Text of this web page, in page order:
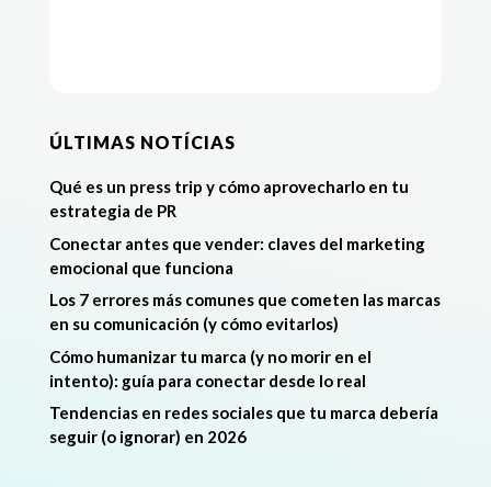
ÚLTIMAS NOTÍCIAS
Qué es un press trip y cómo aprovecharlo en tu
estrategia de PR
Conectar antes que vender: claves del marketing
emocional que funciona
Los 7 errores más comunes que cometen las marcas
en su comunicación (y cómo evitarlos)
Cómo humanizar tu marca (y no morir en el
intento): guía para conectar desde lo real
Tendencias en redes sociales que tu marca debería
seguir (o ignorar) en 2026